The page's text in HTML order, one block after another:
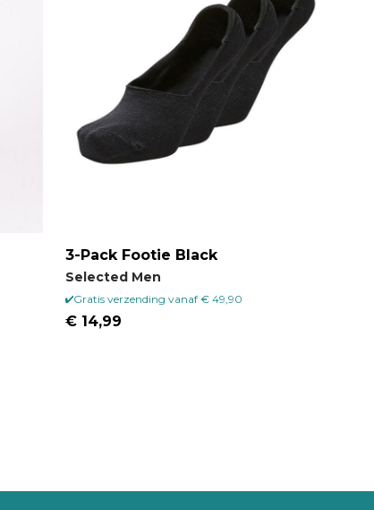
3-Pack Footie Black
Selected Men
Gratis verzending vanaf € 49,90
€ 14,99